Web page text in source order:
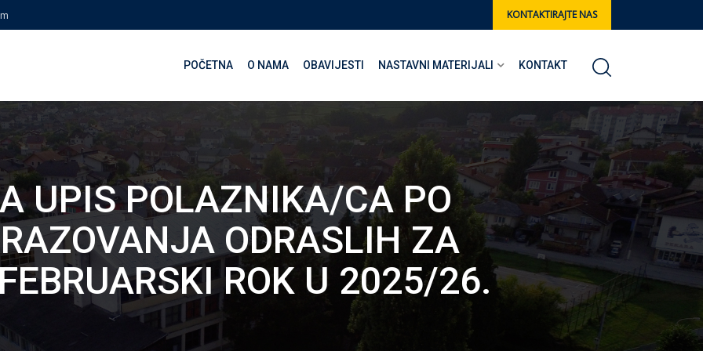
KONTAKTIRAJTE NAS
POČETNA O NAMA OBAVIJESTI NASTAVNI MATERIJALI KONTAKT
UPIS POLAZNIKA/CA PO
ODRASLIH ZA
ROK U 2025/26.